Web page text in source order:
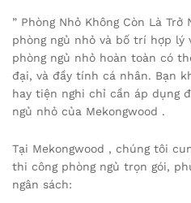
” Phòng Nhỏ Không Còn Là
phòng ngủ nhỏ và bố trí hợp
phòng ngủ nhỏ hoàn toàn có
đại, và đầy tính cá nhân. Bạn
hay tiện nghi chỉ cần áp dụng
ngủ nhỏ của Mekongwood .
Tại Mekongwood , chúng tôi
thi công phòng ngủ trọn gói,
ngân sách: